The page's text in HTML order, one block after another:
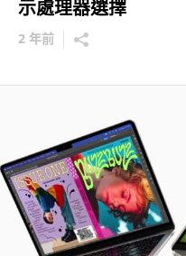
示處理器選擇
2 年前